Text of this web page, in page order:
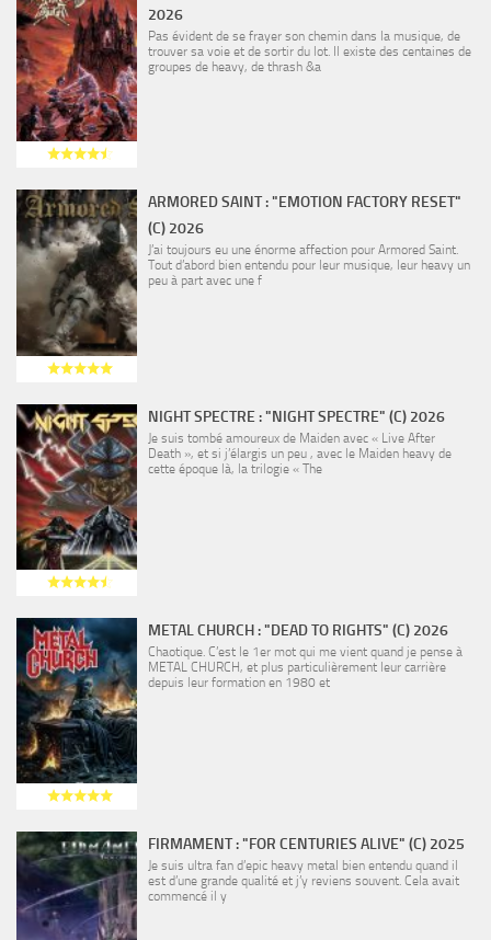
2026
Pas évident de se frayer son chemin dans la musique, de
trouver sa voie et de sortir du lot. Il existe des centaines de
groupes de heavy, de thrash &a
ARMORED SAINT : "EMOTION FACTORY RESET"
(C) 2026
J’ai toujours eu une énorme affection pour Armored Saint.
Tout d’abord bien entendu pour leur musique, leur heavy un
peu à part avec une f
NIGHT SPECTRE : "NIGHT SPECTRE" (C) 2026
Je suis tombé amoureux de Maiden avec « Live After
Death », et si j’élargis un peu , avec le Maiden heavy de
cette époque là, la trilogie « The
METAL CHURCH : "DEAD TO RIGHTS" (C) 2026
Chaotique. C’est le 1er mot qui me vient quand je pense à
METAL CHURCH, et plus particulièrement leur carrière
depuis leur formation en 1980 et
FIRMAMENT : "FOR CENTURIES ALIVE" (C) 2025
Je suis ultra fan d’epic heavy metal bien entendu quand il
est d’une grande qualité et j’y reviens souvent. Cela avait
commencé il y